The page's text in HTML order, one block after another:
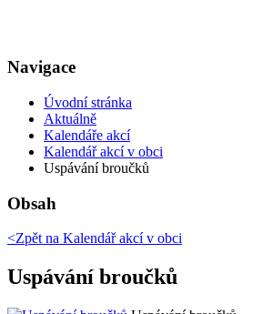
Navigace
Úvodní stránka
Aktuálně
Kalendáře akcí
Kalendář akcí v obci
Uspávání broučků
Obsah
<Zpět na Kalendář akcí v obci
Uspávání broučků